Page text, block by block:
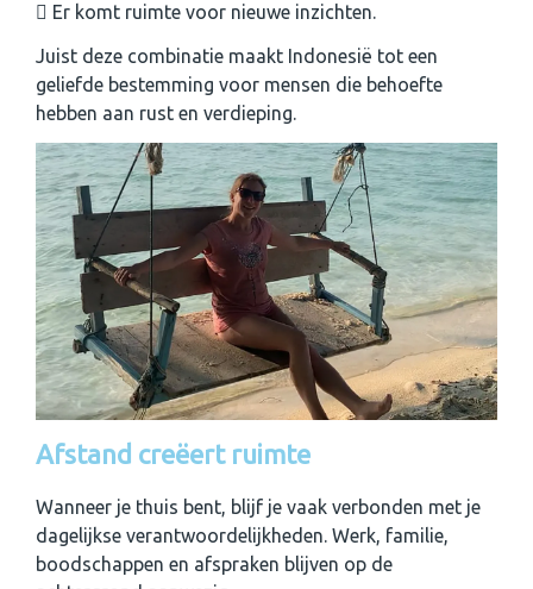
Er komt ruimte voor nieuwe inzichten.
Juist deze combinatie maakt Indonesië tot een
geliefde bestemming voor mensen die behoefte
hebben aan rust en verdieping.
Afstand creëert ruimte
Wanneer je thuis bent, blijf je vaak verbonden met je
dagelijkse verantwoordelijkheden. Werk, familie,
boodschappen en afspraken blijven op de